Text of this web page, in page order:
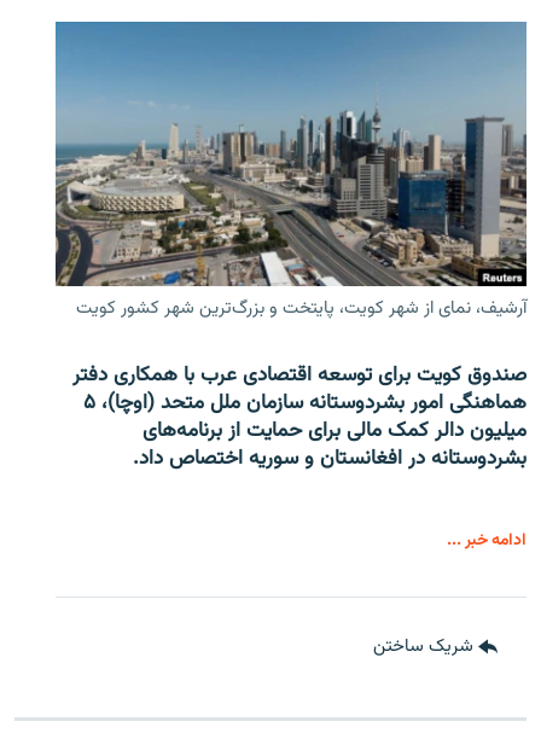
آرشیف، نمای از شهر کویت، پایتخت و بزرگ‌ترین شهر کشور کویت
صندوق کویت برای توسعه اقتصادی عرب با همکاری دفتر
هماهنگی امور بشردوستانه سازمان ملل متحد (اوچا)، ۵
میلیون دالر کمک مالی برای حمایت از برنامه‌های
بشردوستانه در افغانستان و سوریه اختصاص داد.
ادامه خبر ...
شریک ساختن